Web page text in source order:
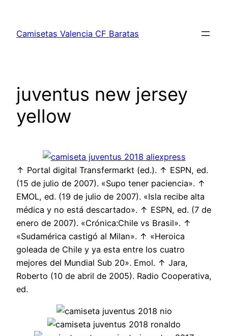
contenido
Camisetas Valencia CF Baratas
juventus new jersey
yellow
↑ Portal digital Transfermarkt (ed.). ↑ ESPN, ed.
(15 de julio de 2007). «Supo tener paciencia». ↑
EMOL, ed. (19 de julio de 2007). «Isla recibe alta
médica y no está descartado». ↑ ESPN, ed. (7 de
enero de 2007). «Crónica:Chile vs Brasil». ↑
«Sudamérica castigó al Milan». ↑ «Heroica
goleada de Chile y ya esta entre los cuatro
mejores del Mundial Sub 20». Emol. ↑ Jara,
Roberto (10 de abril de 2005). Radio Cooperativa,
ed.